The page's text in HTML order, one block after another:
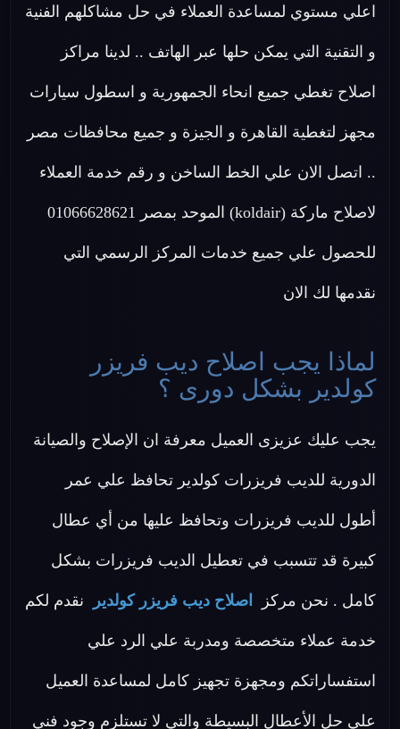
اعلي مستوي لمساعدة العملاء في حل مشاكلهم الفنية
و التقنية التي يمكن حلها عبر الهاتف .. لدينا مراكز
اصلاح تغطي جميع انحاء الجمهورية و اسطول سيارات
مجهز لتغطية القاهرة و الجيزة و جميع محافظات مصر
.. اتصل الان علي الخط الساخن و رقم خدمة العملاء
لاصلاح ماركة (koldair) الموحد بمصر 01066628621
للحصول علي جميع خدمات المركز الرسمي التي
نقدمها لك الان
لماذا يجب اصلاح ديب فريزر
كولدير بشكل دورى ؟
يجب عليك عزيزى العميل معرفة ان الإصلاح والصيانة
الدورية للديب فريزرات كولدير تحافظ علي عمر
أطول للديب فريزرات وتحافظ عليها من أي عطال
كبيرة قد تتسبب في تعطيل الديب فريزرات بشكل
كامل . نحن مركز اصلاح ديب فريزر كولدير نقدم لكم
خدمة عملاء متخصصة ومدربة علي الرد علي
استفساراتكم ومجهزة تجهيز كامل لمساعدة العميل
علي حل الأعطال البسيطة والتي لا تستلزم وجود فني